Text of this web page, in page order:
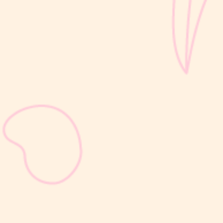
Selain berat badan, tinggi badan menjadi salah satu indikator
utama untuk menilai apakah tumbuh kembang si Kecil berjalan